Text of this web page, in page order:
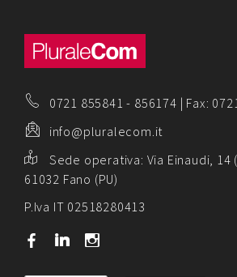
0721 855841 - 856174 | Fax:
info@pluralecom.it
Sede operativa: Via Einaudi,
61032 Fano (PU)
P.Iva IT 02518280413
b j x